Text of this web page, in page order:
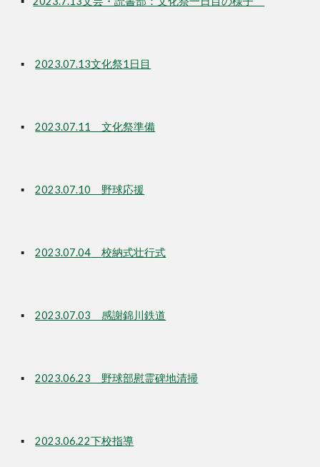
▪2023.07.13文化祭1日目
▪2023.07.11 文化祭準備
▪2023.07.10 野球応援
▪2023.07.04 校納式壮行式
▪2023.07.03 感謝錦川鉄道
▪2023.06.23 野球部慰霊碑地清掃
▪2023.06.22下校指導